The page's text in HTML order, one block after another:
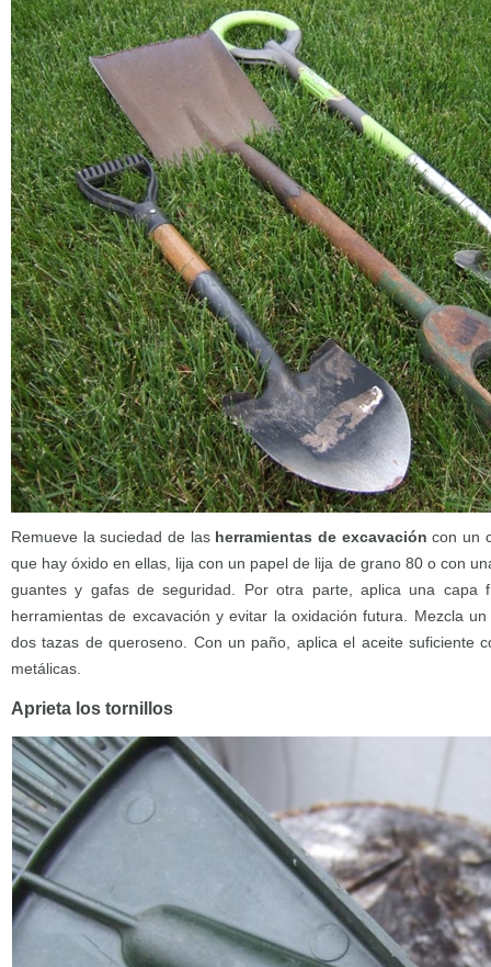
Remueve la suciedad de las herramientas de excavación con un
que hay óxido en ellas, lija con un papel de lija de grano 80 o con
guantes y gafas de seguridad. Por otra parte, aplica una capa
herramientas de excavación y evitar la oxidación futura. Mezcla
dos tazas de queroseno. Con un paño, aplica el aceite suficiente
metálicas.
Aprieta los tornillos